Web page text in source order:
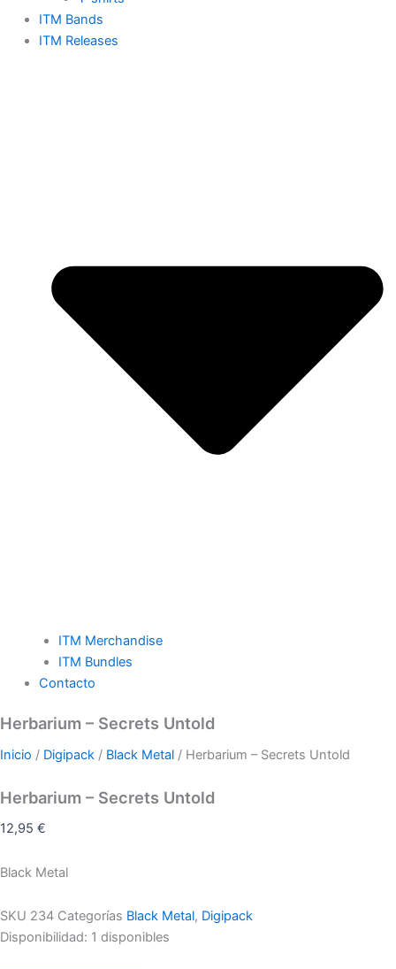
ITM Bands
ITM Releases
ITM Merchandise
ITM Bundles
Contacto
Herbarium – Secrets Untold
Inicio / Digipack / Black Metal / Herbarium – Secrets Untold
Herbarium – Secrets Untold
12,95 €
Black Metal
SKU 234 Categorías Black Metal, Digipack
Disponibilidad: 1 disponibles